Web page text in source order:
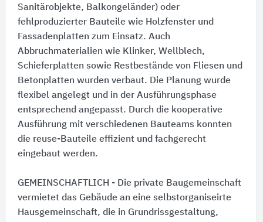
Sanitärobjekte, Balkongeländer) oder
fehlproduzierter Bauteile wie Holzfenster und
Fassadenplatten zum Einsatz. Auch
Abbruchmaterialien wie Klinker, Wellblech,
Schieferplatten sowie Restbestände von Fliesen und
Betonplatten wurden verbaut. Die Planung wurde
flexibel angelegt und in der Ausführungsphase
entsprechend angepasst. Durch die kooperative
Ausführung mit verschiedenen Bauteams konnten
die reuse-Bauteile effizient und fachgerecht
eingebaut werden.
GEMEINSCHAFTLICH - Die private Baugemeinschaft
vermietet das Gebäude an eine selbstorganiseirte
Hausgemeinschaft, die in Grundrissgestaltung,